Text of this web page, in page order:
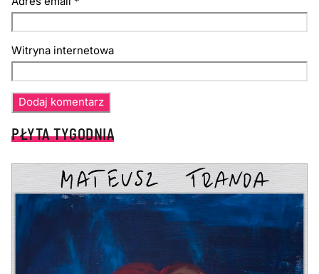
Witryna internetowa
PŁYTA TYGODNIA